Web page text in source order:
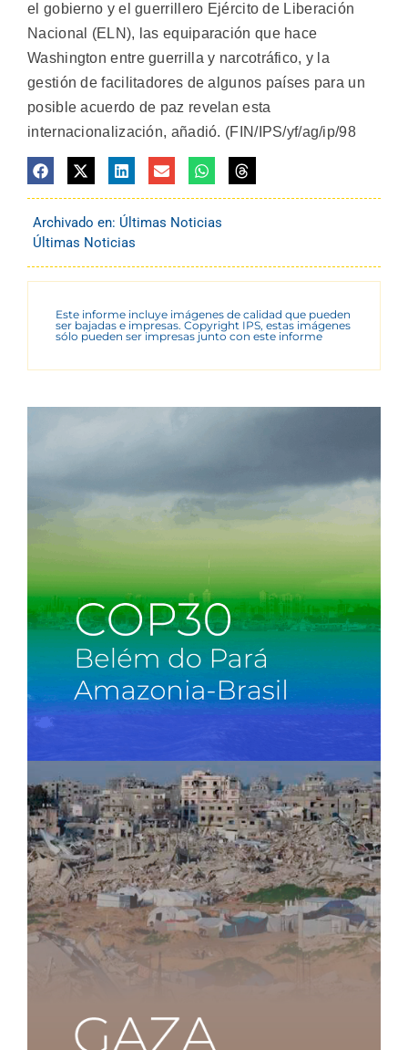
el gobierno y el guerrillero Ejército de Liberación
Nacional (ELN), las equiparación que hace
Washington entre guerrilla y narcotráfico, y la
gestión de facilitadores de algunos países para un
posible acuerdo de paz revelan esta
internacionalización, añadió. (FIN/IPS/yf/ag/ip/98
Archivado en: Últimas Noticias
Últimas Noticias
Este informe incluye imágenes de calidad que pueden
ser bajadas e impresas. Copyright IPS, estas imágenes
sólo pueden ser impresas junto con este informe